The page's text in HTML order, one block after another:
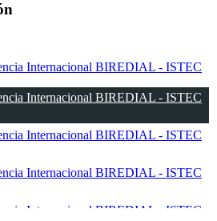
Internacional BIREDIAL - ISTEC
Internacional BIREDIAL - ISTEC
Internacional BIREDIAL - ISTEC
Internacional BIREDIAL - ISTEC
Internacional BIREDIAL - ISTEC